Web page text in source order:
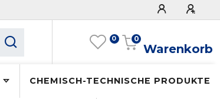
0
Warenkorb
0
CHEMISCH-TECHNISCHE PRODUKTE